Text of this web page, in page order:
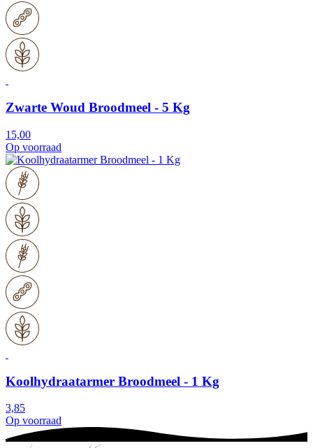
Zwarte Woud Broodmeel - 5 Kg
15,00
Op voorraad
Koolhydraatarmer Broodmeel - 1 Kg
3,85
Op voorraad